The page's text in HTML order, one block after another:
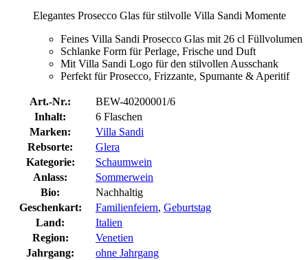
Elegantes Prosecco Glas für stilvolle Villa Sandi Momente
Feines Villa Sandi Prosecco Glas mit 26 cl Füllvolumen
Schlanke Form für Perlage, Frische und Duft
Mit Villa Sandi Logo für den stilvollen Ausschank
Perfekt für Prosecco, Frizzante, Spumante & Aperitif
Art.-Nr.:
BEW-40200001/6
Inhalt:
6 Flaschen
Marken:
Villa Sandi
Rebsorte:
Glera
Kategorie:
Schaumwein
Anlass:
Sommerwein
Bio:
Nachhaltig
Geschenkart:
Familienfeiern, Geburtstag
Land:
Italien
Region:
Venetien
Jahrgang:
ohne Jahrgang